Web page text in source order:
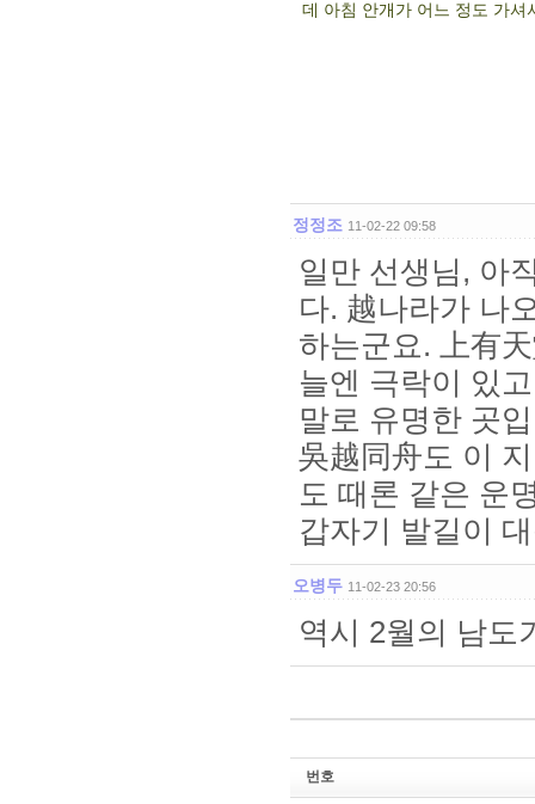
데 아침 안개가 어느 정도 가셔
정정조 11-02-22 09:58
일만 선생님, 아
다. 越나라가 나
하는군요. 上有
늘엔 극락이 있
말로 유명한 곳
吳越同舟도 이
도 때론 같은 운
갑자기 발길이
오병두 11-02-23 20:56
역시 2월의 남도
번호